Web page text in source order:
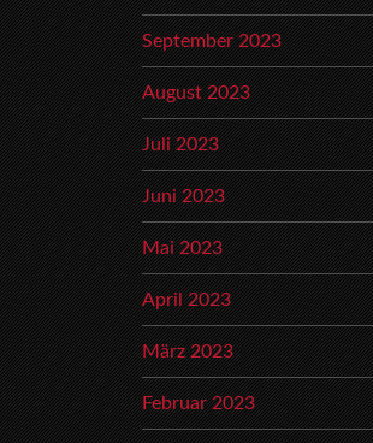
September 2023
August 2023
Juli 2023
Juni 2023
Mai 2023
April 2023
März 2023
Februar 2023